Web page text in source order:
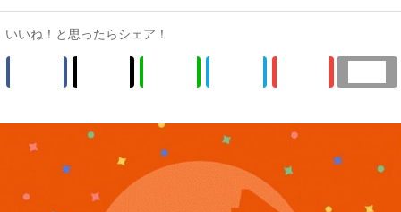
を乗じて計算された手数料の金額に、消費税10％を加算した額
をお支払いいただきます。